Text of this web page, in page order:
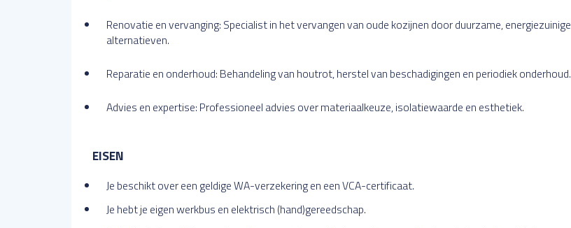
Renovatie en vervanging: Specialist in het vervangen van oude kozijnen door duurzame, energiezuinige
alternatieven.
Reparatie en onderhoud: Behandeling van houtrot, herstel van beschadigingen en periodiek onderhoud.
Advies en expertise: Professioneel advies over materiaalkeuze, isolatiewaarde en esthetiek.
EISEN
Je beschikt over een geldige WA-verzekering en een VCA-certificaat.
Je hebt je eigen werkbus en elektrisch (hand)gereedschap.